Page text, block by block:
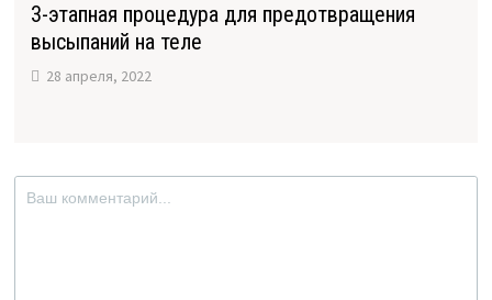
3-этапная процедура для предотвращения
высыпаний на теле
28 апреля, 2022